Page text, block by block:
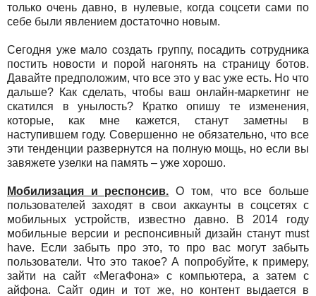
только очень давно, в нулевые, когда соцсети сами по
себе были явлением достаточно новым.
Сегодня уже мало создать группу, посадить сотрудника
постить новости и порой нагонять на страницу ботов.
Давайте предположим, что все это у вас уже есть. Но что
дальше? Как сделать, чтобы ваш онлайн-маркетинг не
скатился в унылость? Кратко опишу те изменения,
которые, как мне кажется, станут заметны в
наступившем году. Совершенно не обязательно, что все
эти тенденции развернутся на полную мощь, но если вы
завяжете узелки на память – уже хорошо.
Мобилизация и респонсив. О том, что все больше
пользователей заходят в свои аккаунты в соцсетях с
мобильных устройств, известно давно. В 2014 году
мобильные версии и респонсивный дизайн станут must
have. Если забыть про это, то про вас могут забыть
пользователи. Что это такое? А попробуйте, к примеру,
зайти на сайт «МегаФона» с компьютера, а затем с
айфона. Сайт один и тот же, но контент выдается в